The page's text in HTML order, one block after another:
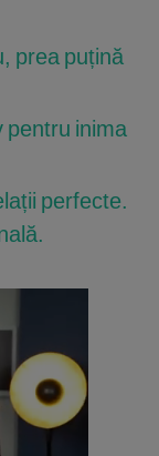
prea puțină
pentru inima
perfecte.